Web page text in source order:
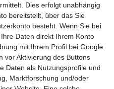
Dies erfolgt unabhängig
bereitstellt, über das Sie
besteht. Wenn Sie bei
Daten direkt Ihrem Konto
mit Ihrem Profil bei Google
vor Aktivierung des Buttons
Daten als Nutzungsprofile und
Marktforschung und/oder